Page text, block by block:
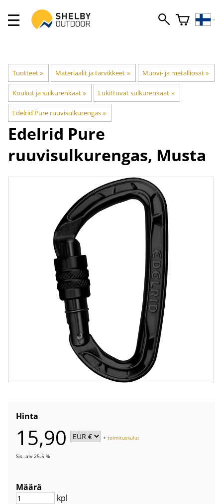
Tuotteet‪» Materiaalit ja tarvikkeet ‪» Muovi- ja metalliosat‪»
Koukut ja sulkurenkaat‪» Lukittuvat sulkurenkaat ‪»
Edelrid Pure ruuvisulkurengas‪»
Edelrid Pure
ruuvisulkurengas, Musta
Hinta
15,90 +toimituskulut
Sis. alv 25.5 %
Määrä
kpl